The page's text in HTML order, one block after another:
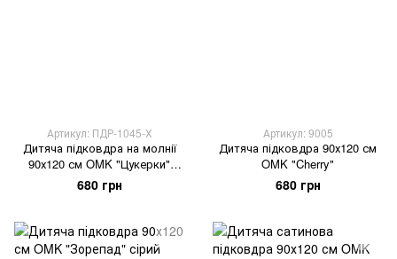
Артикул: ПДР-1045-Х
Дитяча підковдра на молнії
90х120 см OMK "Цукерки"
рожевий
680 грн
Артикул: 9005
Дитяча підковдра 90х120 см
OMK "Cherry"
680 грн